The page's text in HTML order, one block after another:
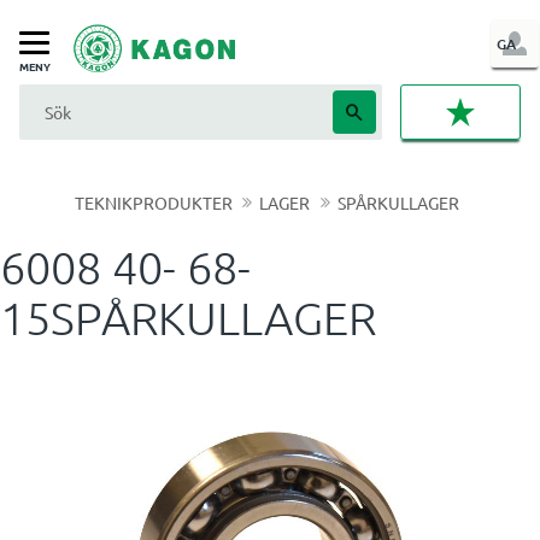
Meny
GA
IN
TEKNIKPRODUKTER LAGER SPÅRKULLAGER
6008 40- 68-
15SPÅRKULLAGER